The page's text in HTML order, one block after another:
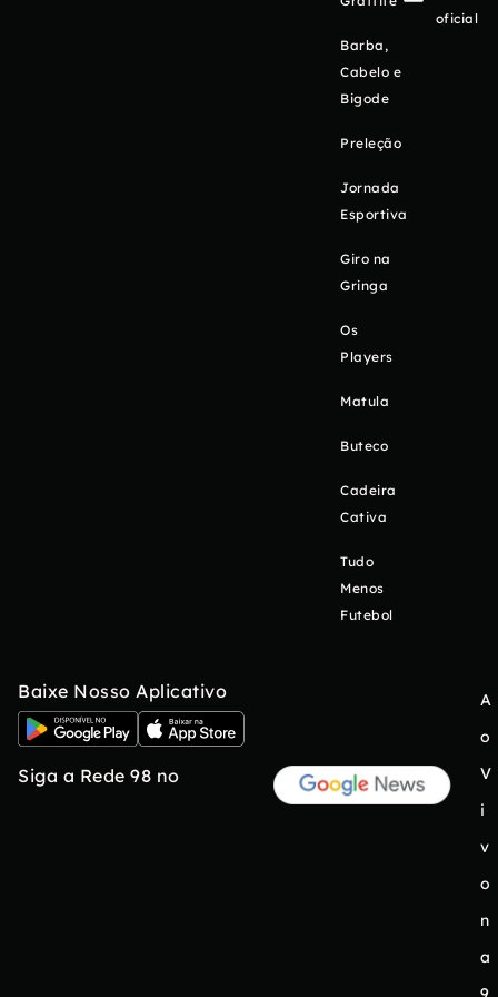
Barba,
Cabelo e
Bigode
Preleção
Jornada
Esportiva
Giro na
Gringa
Os
Players
Matula
Buteco
Cadeira
Cativa
Tudo
Menos
Futebol
oficial
Baixe Nosso Aplicativo
Siga a Rede 98 no
A
o
V
i
v
o
n
a